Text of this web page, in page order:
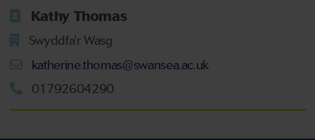
Kathy Thomas
Swyddfa'r Wasg
katherine.thomas@swansea.ac.uk
01792604290